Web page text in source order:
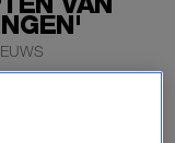
Heerschop en
het theater in. Zij